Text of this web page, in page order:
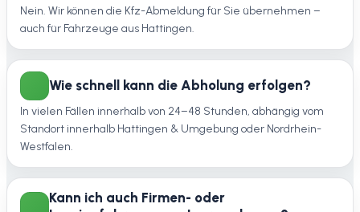
Nein. Wir können die Kfz-Abmeldung für Sie übernehmen –
auch für Fahrzeuge aus Hattingen.
Wie schnell kann die Abholung erfolgen?
In vielen Fällen innerhalb von 24–48 Stunden, abhängig vom
Standort innerhalb Hattingen & Umgebung oder Nordrhein-
Westfalen.
Kann ich auch Firmen- oder